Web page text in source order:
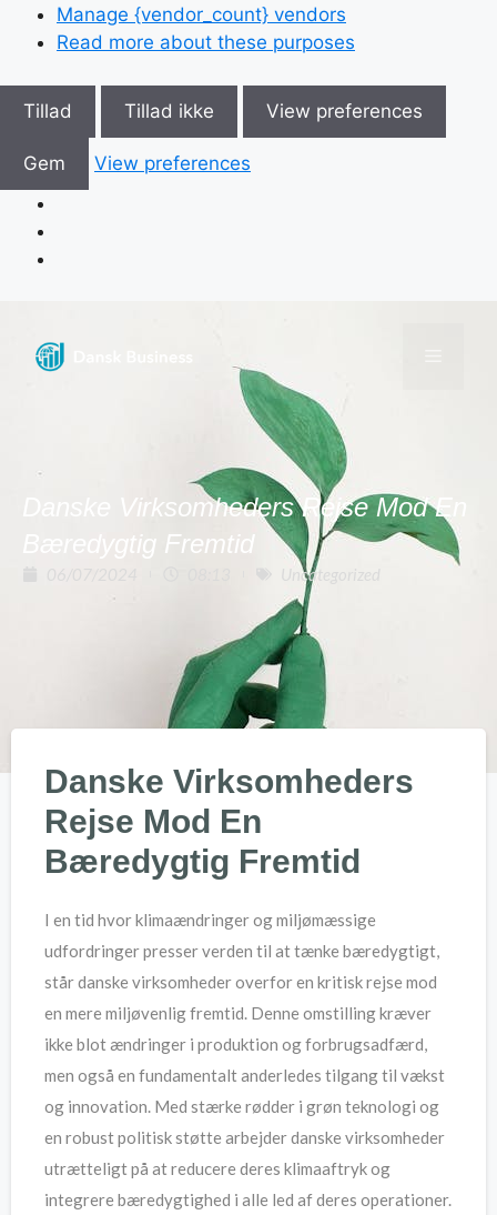
Manage {vendor_count} vendors
Read more about these purposes
Tillad Tillad ikke View preferences
Gem View preferences
Danske Virksomheders Rejse Mod En
Bæredygtig Fremtid
Uncategorized
Danske Virksomheders
Rejse Mod En
Bæredygtig Fremtid
I en tid hvor klimaændringer og miljømæssige
udfordringer presser verden til at tænke bæredygtigt,
står danske virksomheder overfor en kritisk rejse mod
en mere miljøvenlig fremtid. Denne omstilling kræver
ikke blot ændringer i produktion og forbrugsadfærd,
men også en fundamentalt anderledes tilgang til vækst
og innovation. Med stærke rødder i grøn teknologi og
en robust politisk støtte arbejder danske virksomheder
utrætteligt på at reducere deres klimaaftryk og
integrere bæredygtighed i alle led af deres operationer.